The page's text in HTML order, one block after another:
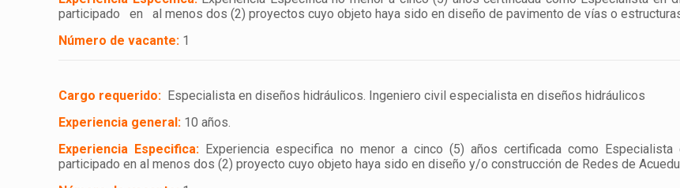
participado en al menos dos (2) proyectos cuyo objeto haya sido en diseño de pavimento de vías o
Número de vacante: 1
Cargo requerido: Especialista en diseños hidráulicos. Ingeniero civil especialista en diseños hidráulicos
Experiencia general: 10 años.
Experiencia Especifica: Experiencia especifica no menor a cinco (5) años certificada como
participado en al menos dos (2) proyecto cuyo objeto haya sido en diseño y/o construcción de Redes de